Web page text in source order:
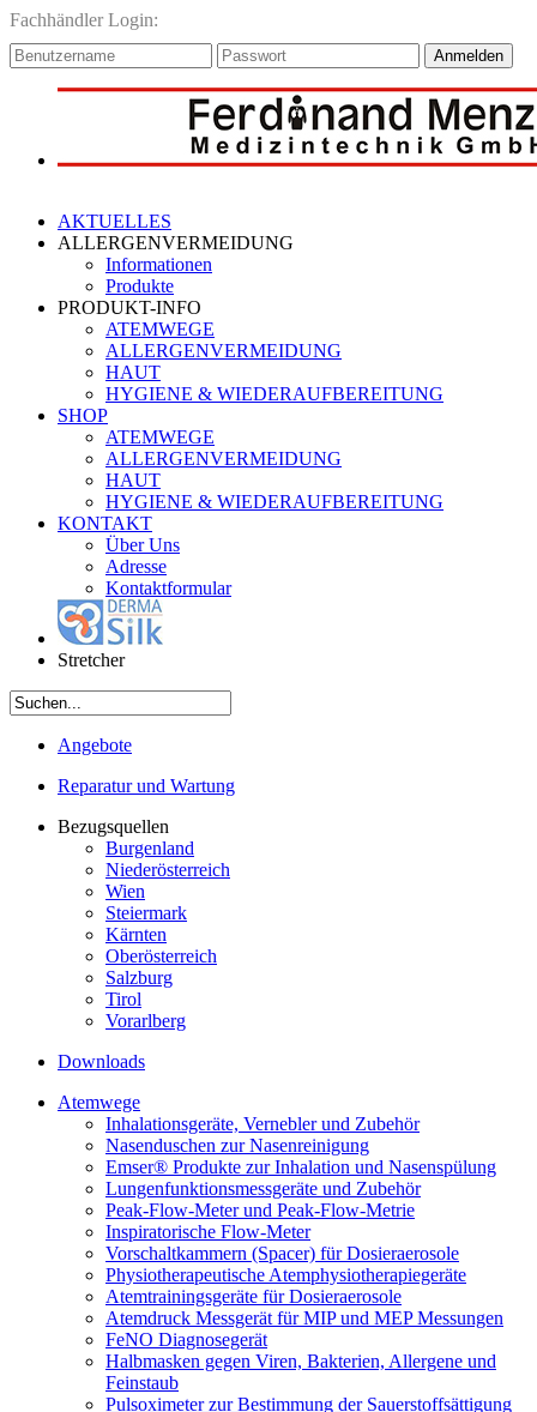
Fachhändler Login:
Anmelden
AKTUELLES
ALLERGENVERMEIDUNG
Informationen
Produkte
PRODUKT-INFO
ATEMWEGE
ALLERGENVERMEIDUNG
HAUT
HYGIENE & WIEDERAUFBEREITUNG
SHOP
ATEMWEGE
ALLERGENVERMEIDUNG
HAUT
HYGIENE & WIEDERAUFBEREITUNG
KONTAKT
Über Uns
Adresse
Kontaktformular
Stretcher
Angebote
Reparatur und Wartung
Bezugsquellen
Burgenland
Niederösterreich
Wien
Steiermark
Kärnten
Oberösterreich
Salzburg
Tirol
Vorarlberg
Downloads
Atemwege
Inhalationsgeräte, Vernebler und Zubehör
Nasenduschen zur Nasenreinigung
Emser® Produkte zur Inhalation und Nasenspülung
Lungenfunktionsmessgeräte und Zubehör
Peak-Flow-Meter und Peak-Flow-Metrie
Inspiratorische Flow-Meter
Vorschaltkammern (Spacer) für Dosieraerosole
Physiotherapeutische Atemphysiotherapiegeräte
Atemtrainingsgeräte für Dosieraerosole
Atemdruck Messgerät für MIP und MEP Messungen
FeNO Diagnosegerät
Halbmasken gegen Viren, Bakterien, Allergene und
Feinstaub
Pulsoximeter zur Bestimmung der Sauerstoffsättigung